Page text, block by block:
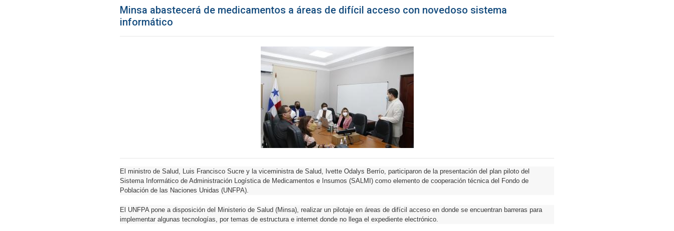
Minsa abastecerá de medicamentos a áreas de difícil acceso con novedoso sistema
informático
El ministro de Salud, Luis Francisco Sucre y la viceministra de Salud, Ivette Odalys Berrío, participaron de la presentación del plan piloto del
Sistema Informático de Administración Logística de Medicamentos e Insumos (SALMI) como elemento de cooperación técnica del Fondo de
Población de las Naciones Unidas (UNFPA).
El UNFPA pone a disposición del Ministerio de Salud (Minsa), realizar un pilotaje en áreas de difícil acceso en donde se encuentran barreras para
implementar algunas tecnologías, por temas de estructura e internet donde no llega el expediente electrónico.